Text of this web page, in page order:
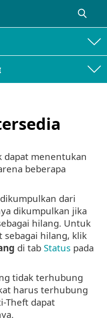
menentukan
beberapa
dari
dikumpulkan jika
hilang. Untuk
sebagai hilang, klik
di tab Status pada
tidak terhubung
harus terhubung
Theft dapat